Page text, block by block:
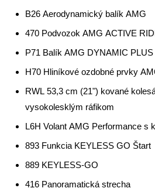
B26 Aerodynamický balík AMG
470 Podvozok AMG ACTIVE
P71 Balík AMG DYNAMIC PLUS
H70 Hliníkové ozdobné prvky
RWL 53,3 cm (21") kované
vysokolesklým ráfikom
L6H Volant AMG Performance s
893 Funkcia KEYLESS GO Štart
889 KEYLESS-GO
416 Panoramatická strecha